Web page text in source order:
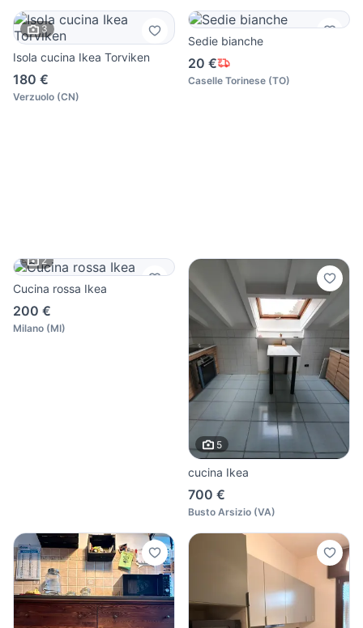
3
Isola cucina Ikea Torviken
180 €
Verzuolo (CN)
Sedie bianche
20 €
Caselle Torinese (TO)
2
Cucina rossa Ikea
200 €
Milano (MI)
5
cucina Ikea
700 €
Busto Arsizio (VA)